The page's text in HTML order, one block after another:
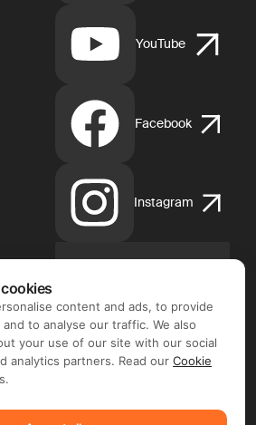
YouTube
Facebook
Instagram
Store
d'Apple
content and ads, to provide
to analyse our traffic. We also
your use of our site with our social
analytics partners. Read our Cookie